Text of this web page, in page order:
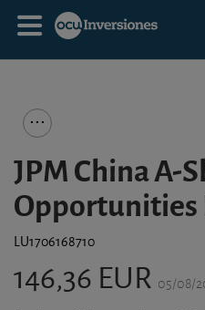
JPM China A-
Opportunities
LU1706168710
146,36 EUR 05/08/